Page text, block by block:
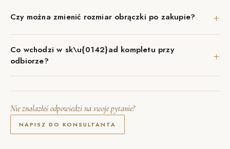
Czy można zmienić rozmiar obrączki po zakupie? +
Co wchodzi w sk\u{0142}ad kompletu przy
odbiorze?
+
Nie znalazłeś odpowiedzi na swoje pytanie?
NAPISZ DO KONSULTANTA